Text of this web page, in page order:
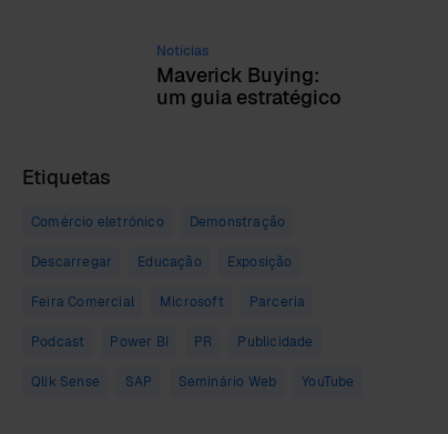
Notícias
Maverick Buying:
um guia estratégico
Etiquetas
Comércio eletrónico Demonstração
Descarregar Educação Exposição
Feira Comercial Microsoft Parceria
Podcast Power BI PR Publicidade
Qlik Sense SAP Seminário Web YouTube